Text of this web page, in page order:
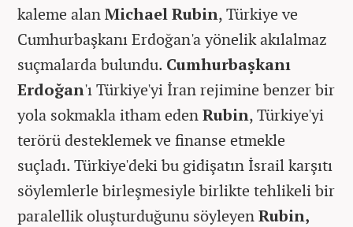
kaleme alanMichael Rubin, Türkiye ve
Cumhurbaşkanı Erdoğan'a yönelik akılalmaz
suçmalarda bulundu. Cumhurbaşkanı
Erdoğan'ı Türkiye'yi İran rejimine benzer bir
yola sokmakla itham edenRubin, Türkiye'yi
terörü desteklemek ve finanse etmekle
suçladı. Türkiye'deki bu gidişatın İsrail karşıtı
söylemlerle birleşmesiyle birlikte tehlikeli bir
paralellik oluşturduğunu söyleyenRubin,